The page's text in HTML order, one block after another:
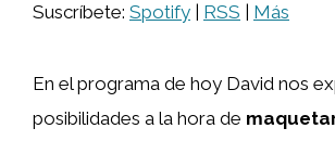
Suscríbete: Spotify RSS Más
En el programa de hoy David nos
posibilidades a la hora de